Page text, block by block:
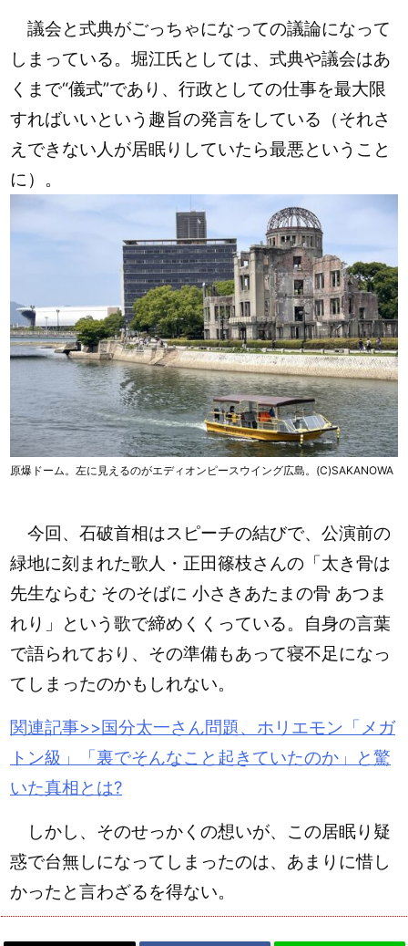
議会と式典がごっちゃになっての議論になって
しまっている。堀江氏としては、式典や議会はあ
くまで“儀式”であり、行政としての仕事を最大限
すればいいという趣旨の発言をしている（それさ
えできない人が居眠りしていたら最悪ということ
に）。
原爆ドーム。左に見えるのがエディオンピースウイング広島。(C)SAKANOWA
今回、石破首相はスピーチの結びで、公演前の
緑地に刻まれた歌人・正田篠枝さんの「太き骨は
先生ならむ そのそばに 小さきあたまの骨 あつま
れり」という歌で締めくくっている。自身の言葉
で語られており、その準備もあって寝不足になっ
てしまったのかもしれない。
関連記事>>国分太一さん問題、 ホリエモン 「メガ
トン級」「裏でそんなこと起きていたのか」と驚
いた真相とは?
しかし、そのせっかくの想いが、この居眠り疑
惑で台無しになってしまったのは、あまりに惜し
かったと言わざるを得ない。